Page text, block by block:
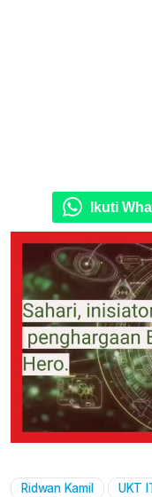
Ikuti
Ridwan Kamil UKT